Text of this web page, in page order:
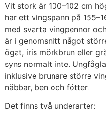
Vit stork är 100–102 cm
har ett vingspann på
med svarta vingpennor
är i genomsnitt något
ögat, iris mörkbrun eller
syns normalt inte.
inklusive brunare större
näbbar, ben och fötter.
Det finns två underarter: